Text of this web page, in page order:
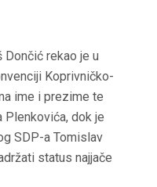
Dončić rekao je u
Koprivničko-
ime i prezime te
Plenkovića, dok je
SDP-a Tomislav
status najjače